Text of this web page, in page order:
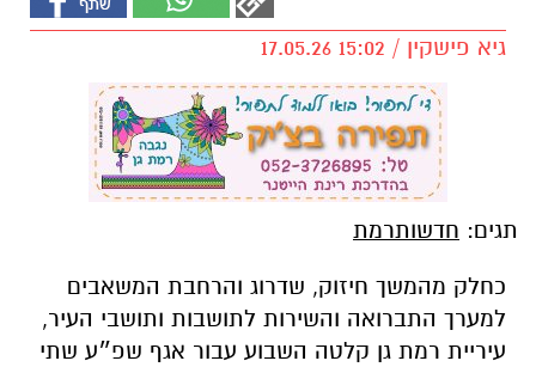
גיא פישקין / 15:02 17.05.26
תגים: חדשותרמת
כחלק מהמשך חיזוק, שדרוג והרחבת המשאבים
למערך התברואה והשירות לתושבות ותושבי העיר,
עיריית רמת גן קלטה השבוע עבור אגף שפ״ע שתי